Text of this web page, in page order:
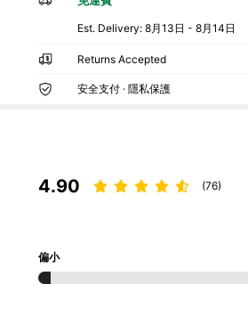
​Est. Delivery:8月13日 - 8月14日
Returns Accepted
安全支付 · 隱私保護
4.90 (76)
偏小